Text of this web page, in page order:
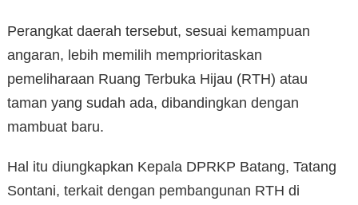
Perangkat daerah tersebut, sesuai kemampuan
angaran, lebih memilih memprioritaskan
pemeliharaan Ruang Terbuka Hijau (RTH) atau
taman yang sudah ada, dibandingkan dengan
mambuat baru.
Hal itu diungkapkan Kepala DPRKP Batang, Tatang
Sontani, terkait dengan pembangunan RTH di